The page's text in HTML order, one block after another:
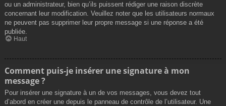
ou un administrateur, bien qu’ils puissent rédiger une raison discrète
concernant leur modification. Veuillez noter que les utilisateurs normaux
ne peuvent pas supprimer leur propre message si une réponse a été
publiée.
Haut
Comment puis-je insérer une signature à mon
message ?
Pour insérer une signature à un de vos messages, vous devez tout
d’abord en créer une depuis le panneau de contrôle de l’utilisateur. Une